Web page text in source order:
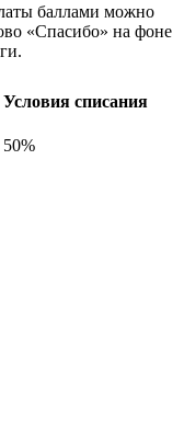
баллами можно
«Спасибо» на фоне
Условия списания